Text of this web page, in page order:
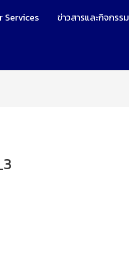
Services ข่าวสารและกิจกรรม